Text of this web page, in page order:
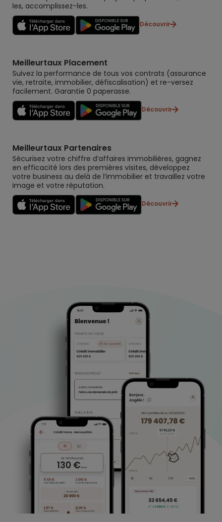
les, accomplissez-les.
Découvrir
Meilleurtaux Placement
Suivez la performance de tous vos contrats (assurance
vie, retraite, immobilier, défiscalisation) et re-versez
facilement. Garantie 0 paperasse.
Découvrir
Meilleurtaux Partenaires
Sécurisez votre chiffre d’affaires immobilières, gagnez
en efficacité lors des premières visites, développez
votre business au delà de l’immobilier et travaillez votre
image et votre réputation.
Découvrir